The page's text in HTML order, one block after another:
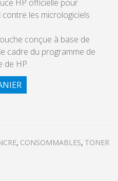
HP officielle pour
les micrologiciels
conçue à base de
cadre du programme de
de HP.
, CONSOMMABLES, TONER